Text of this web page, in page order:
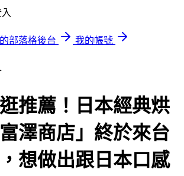
部落格後台
我的帳號
推薦！日本經典烘
澤商店」終於來台
想做出跟日本口感